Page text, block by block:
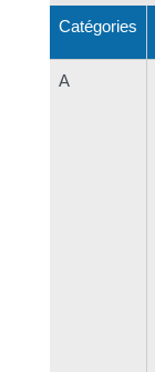
Catégories
A